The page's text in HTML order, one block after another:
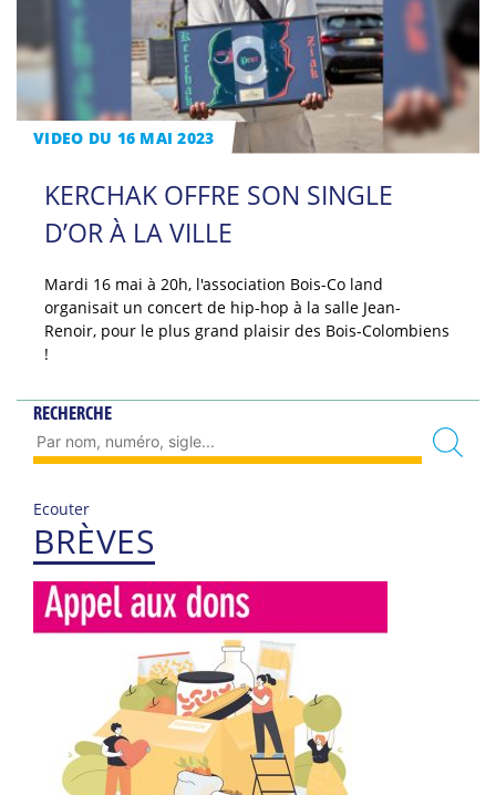
VIDEO DU 16 MAI 2023
KERCHAK OFFRE SON SINGLE
D’OR À LA VILLE
Mardi 16 mai à 20h, l'association Bois-Co land
organisait un concert de hip-hop à la salle Jean-
Renoir, pour le plus grand plaisir des Bois-Colombiens
!
RECHERCHE
Ecouter
BRÈVES